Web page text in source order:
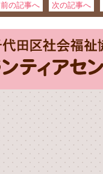
前の記事へ 次の記事へ